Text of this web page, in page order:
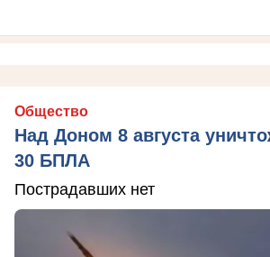
Общество
Над Доном 8 августа
30 БПЛА
Пострадавших нет